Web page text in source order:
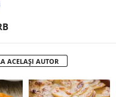
ACELAȘI AUTOR